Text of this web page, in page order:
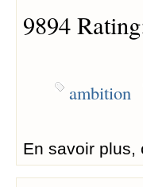
9894
ambition
En savoir plus,